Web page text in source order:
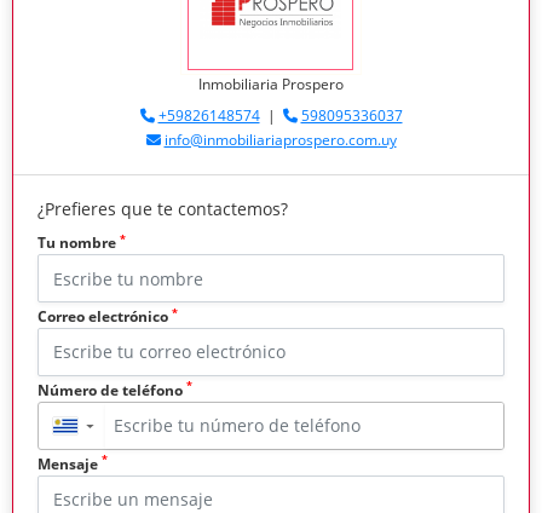
Inmobiliaria Prospero
+59826148574|
598095336037
info@inmobiliariaprospero.com.uy
¿Prefieres que te contactemos?
Tu nombre *
Correo electrónico *
Número de teléfono *
▼
Mensaje *